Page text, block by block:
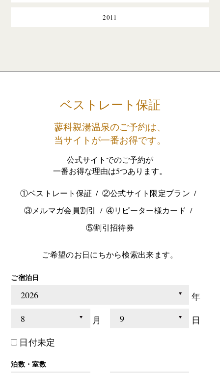
2011
ベストレート保証
蓼科親湯温泉のご予約は、
当サイトが一番お得です。
公式サイトでのご予約が
一番お得な理由は5つあります。
①ベストレート保証
②公式サイト限定プラン
③メルマガ会員割引
④リピーター様カード
⑤割引招待券
ご希望のお日にちから検索出来ます。
ご宿泊日
年
月
日
日付未定
泊数・室数